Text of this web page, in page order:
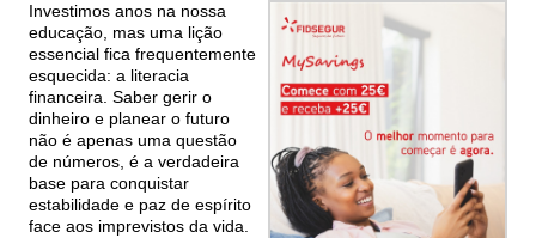
Investimos anos na nossa
educação, mas uma lição
essencial fica frequentemente
esquecida: a literacia
financeira. Saber gerir o
dinheiro e planear o futuro
não é apenas uma questão
de números, é a verdadeira
base para conquistar
estabilidade e paz de espírito
face aos imprevistos da vida.